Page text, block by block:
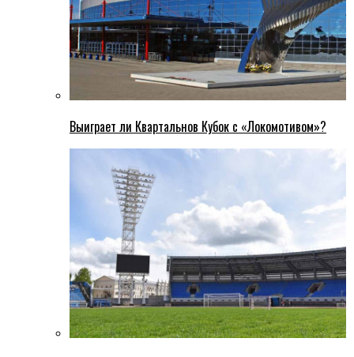
Выиграет ли Квартальнов Кубок с «Локомотивом»?